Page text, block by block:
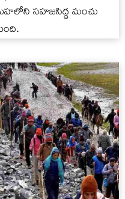
సహజసిద్ధ మంచు